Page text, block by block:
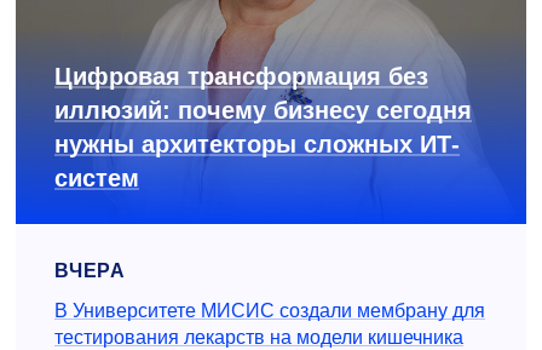
Цифровая трансформация без
иллюзий: почему бизнесу сегодня
нужны архитекторы сложных ИТ-
систем
ВЧЕРА
В Университете МИСИС создали мембрану для
тестирования лекарств на модели кишечника